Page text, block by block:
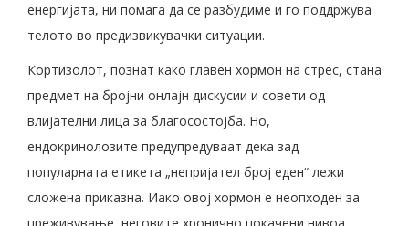
енергијата, ни помага да се разбудиме и го поддржува
телото во предизвикувачки ситуации.
Кортизолот, познат како главен хормон на стрес, стана
предмет на бројни онлајн дискусии и совети од
влијателни лица за благосостојба. Но,
ендокринолозите предупредуваат дека зад
популарната етикета „непријател број еден“ лежи
сложена приказна. Иако овој хормон е неопходен за